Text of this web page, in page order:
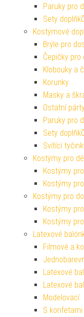
Paruky pro
Sety
Kostýmové
Brýle pro
Čepičky pro
Klobouky a
Korunky
Masky a
Ostatní
Paruky pro
Sety
Svítící
Kostýmy pro
Kostýmy
Kostýmy
Kostýmy pro
Kostýmy
Kostýmy
Latexové
Filmové a
Latexové
Latexové
Modelovací
S konfetami